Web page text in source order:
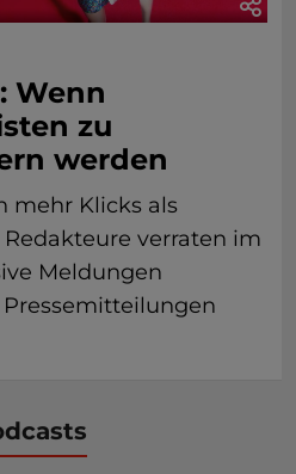
Wenn
zu
werden
mehr Klicks als
verraten im
Meldungen